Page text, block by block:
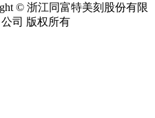
© 浙江同富特美刻股份有限
公司 版权所有